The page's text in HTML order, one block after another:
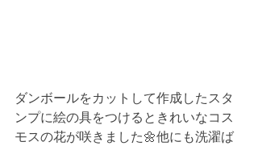
ダンボールをカットして作成したスタ
ンプに絵の具をつけるときれいなコス
モスの花が咲きました🌼他にも洗濯ば